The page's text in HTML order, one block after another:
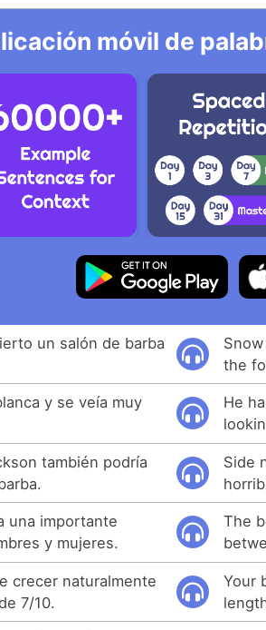
móvil de
un salón de barba
the
y se veía muy
He
también podría
Side
una importante
y mujeres.
The
crecer naturalmente
7/10.
Your